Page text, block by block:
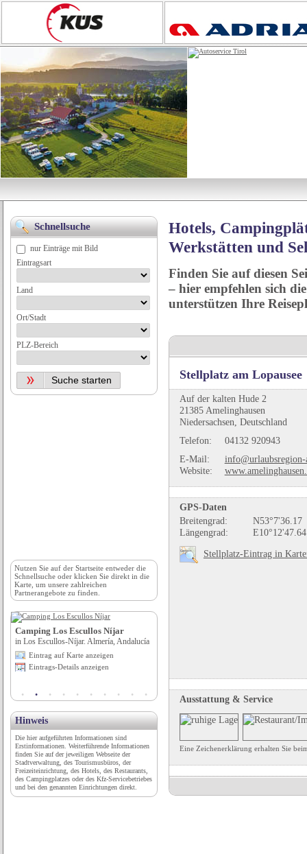
Hotels,
Werkstätten und
Finden Sie auf diesen
– hier empfehlen sich
unterstützen Ihre
Stellplatz am Lopausee
Auf der kalten Hude 2
21385 Amelinghausen
Niedersachsen, Deutschland
Telefon:
04132 920943
E-Mail:
info@urlaubsregion-
Website:
GPS-Daten
Breitengrad:
N53°7'36.17
Längengrad:
E10°12'47.64
Stellplatz-Eintrag in
Ausstattung & Service
Eine Zeichenerklärung erhalten Sie
Schnellsuche
nur Einträge mit Bild
Eintragsart
Land
Ort/Stadt
PLZ-Bereich
Nutzen Sie auf der Startseite entweder die
Schnellsuche oder klicken Sie direkt in die
Karte, um unsere zahlreichen
Partnerangebote zu finden.
Camping Los Escullos Níjar
in Los Escullos-Níjar. Almería, Andalucía
Eintrag auf Karte anzeigen
Eintrags-Details anzeigen
Hinweis
Die hier aufgeführten Informationen sind
Erstinformationen. Weiterführende Informationen
finden Sie auf der jeweiligen Webseite der
Stadtverwaltung, des Tourismusbüros, der
Freizeiteinrichtung, des Hotels, des Restaurants,
des Campingplatzes oder des Kfz-Servicebetriebes
und bei den genannten Einrichtungen direkt.